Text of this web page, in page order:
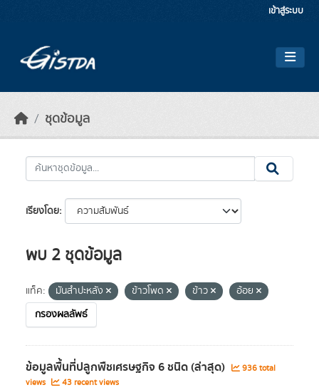
เข้าสู่ระบบ
ชุดข้อมูล
เรียงโดย
พบ 2 ชุดข้อมูล
แท็ค: มันสำปะหลัง ข้าวโพด ข้าว
อ้อย
กรองผลลัพธ์
ข้อมูลพื้นที่ปลูกพืชเศรษฐกิจ 6 ชนิด (ล่าสุด)
936 total
views
43 recent views